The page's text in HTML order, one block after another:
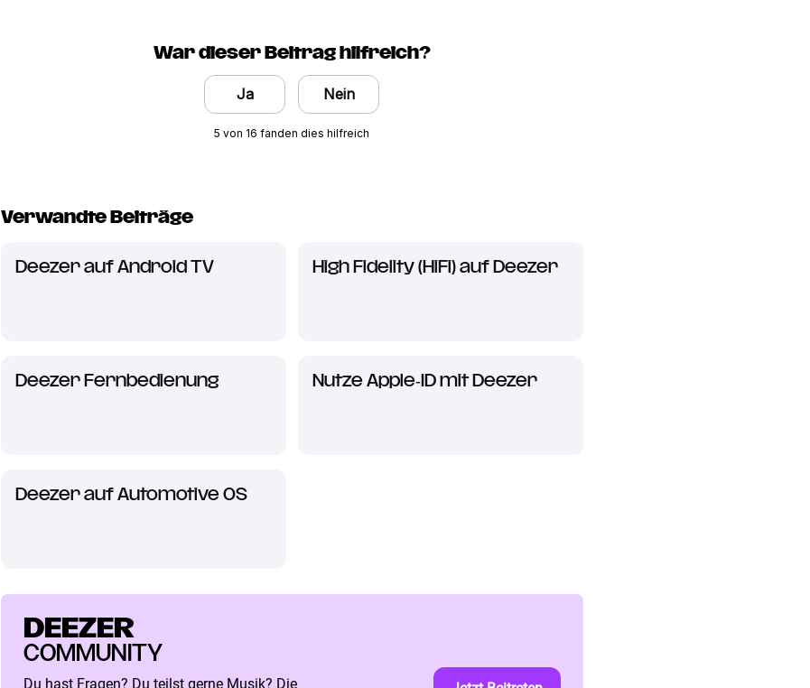
War dieser Beitrag hilfreich?
Ja Nein
5 von 16 fanden dies hilfreich
Verwandte Beiträge
Deezer auf Android TV High Fidelity (HiFi) auf Deezer
Deezer Fernbedienung Nutze Apple‑ID mit Deezer
Deezer auf Automotive OS
DEEZER
COMMUNITY
Du hast Fragen? Du teilst gerne Musik? Die